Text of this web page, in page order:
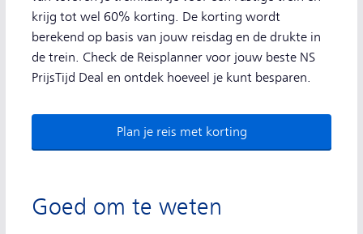
krijg tot wel 60% korting. De korting wordt
berekend op basis van jouw reisdag en de drukte in
de trein. Check de Reisplanner voor jouw beste NS
PrijsTijd Deal en ontdek hoeveel je kunt besparen.
Plan je reis met korting
Goed om te weten